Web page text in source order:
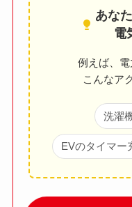
あな
電
例えば、
こんなア
洗濯
EVのタイマー